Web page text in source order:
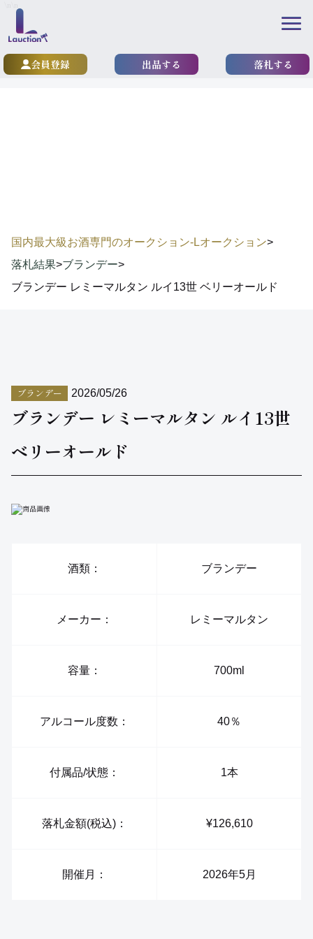
会員登録 出品する 落札する
国内最大級お酒専門のオークション-Lオークション>
落札結果>ブランデー>
ブランデー レミーマルタン ルイ13世 ベリーオールド
ブランデー 2026/05/26
ブランデー レミーマルタン ルイ13世
ベリーオールド
酒類： ブランデー
メーカー： レミーマルタン
容量： 700ml
アルコール度数： 40％
付属品/状態： 1本
落札金額(税込)： ¥126,610
開催月： 2026年5月